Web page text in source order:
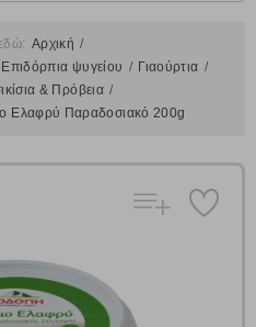
Αρχική
ψυγείου
Γιαούρτια
& Πρόβεια
Ελαφρύ Παραδοσιακό 200g